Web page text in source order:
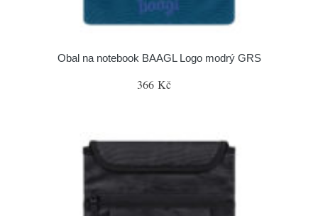
Obal na notebook BAAGL Logo modrý GRS
366 Kč